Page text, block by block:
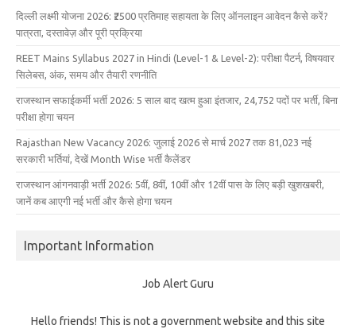
दिल्ली लक्ष्मी योजना 2026: ₹2500 प्रतिमाह सहायता के लिए ऑनलाइन आवेदन कैसे करें?
पात्रता, दस्तावेज़ और पूरी प्रक्रिया
REET Mains Syllabus 2027 in Hindi (Level-1 & Level-2): परीक्षा पैटर्न, विषयवार
सिलेबस, अंक, समय और तैयारी रणनीति
राजस्थान सफाईकर्मी भर्ती 2026: 5 साल बाद खत्म हुआ इंतजार, 24,752 पदों पर भर्ती, बिना
परीक्षा होगा चयन
Rajasthan New Vacancy 2026: जुलाई 2026 से मार्च 2027 तक 81,023 नई
सरकारी भर्तियां, देखें Month Wise भर्ती कैलेंडर
राजस्थान आंगनवाड़ी भर्ती 2026: 5वीं, 8वीं, 10वीं और 12वीं पास के लिए बड़ी खुशखबरी,
जानें कब आएगी नई भर्ती और कैसे होगा चयन
Important Information
Job Alert Guru
Hello friends! This is not a government website and this site